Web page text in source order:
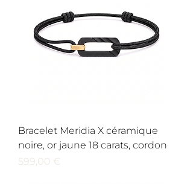
Bracelet Meridia X céramique
noire, or jaune 18 carats, cordon
Prix
599,00 €